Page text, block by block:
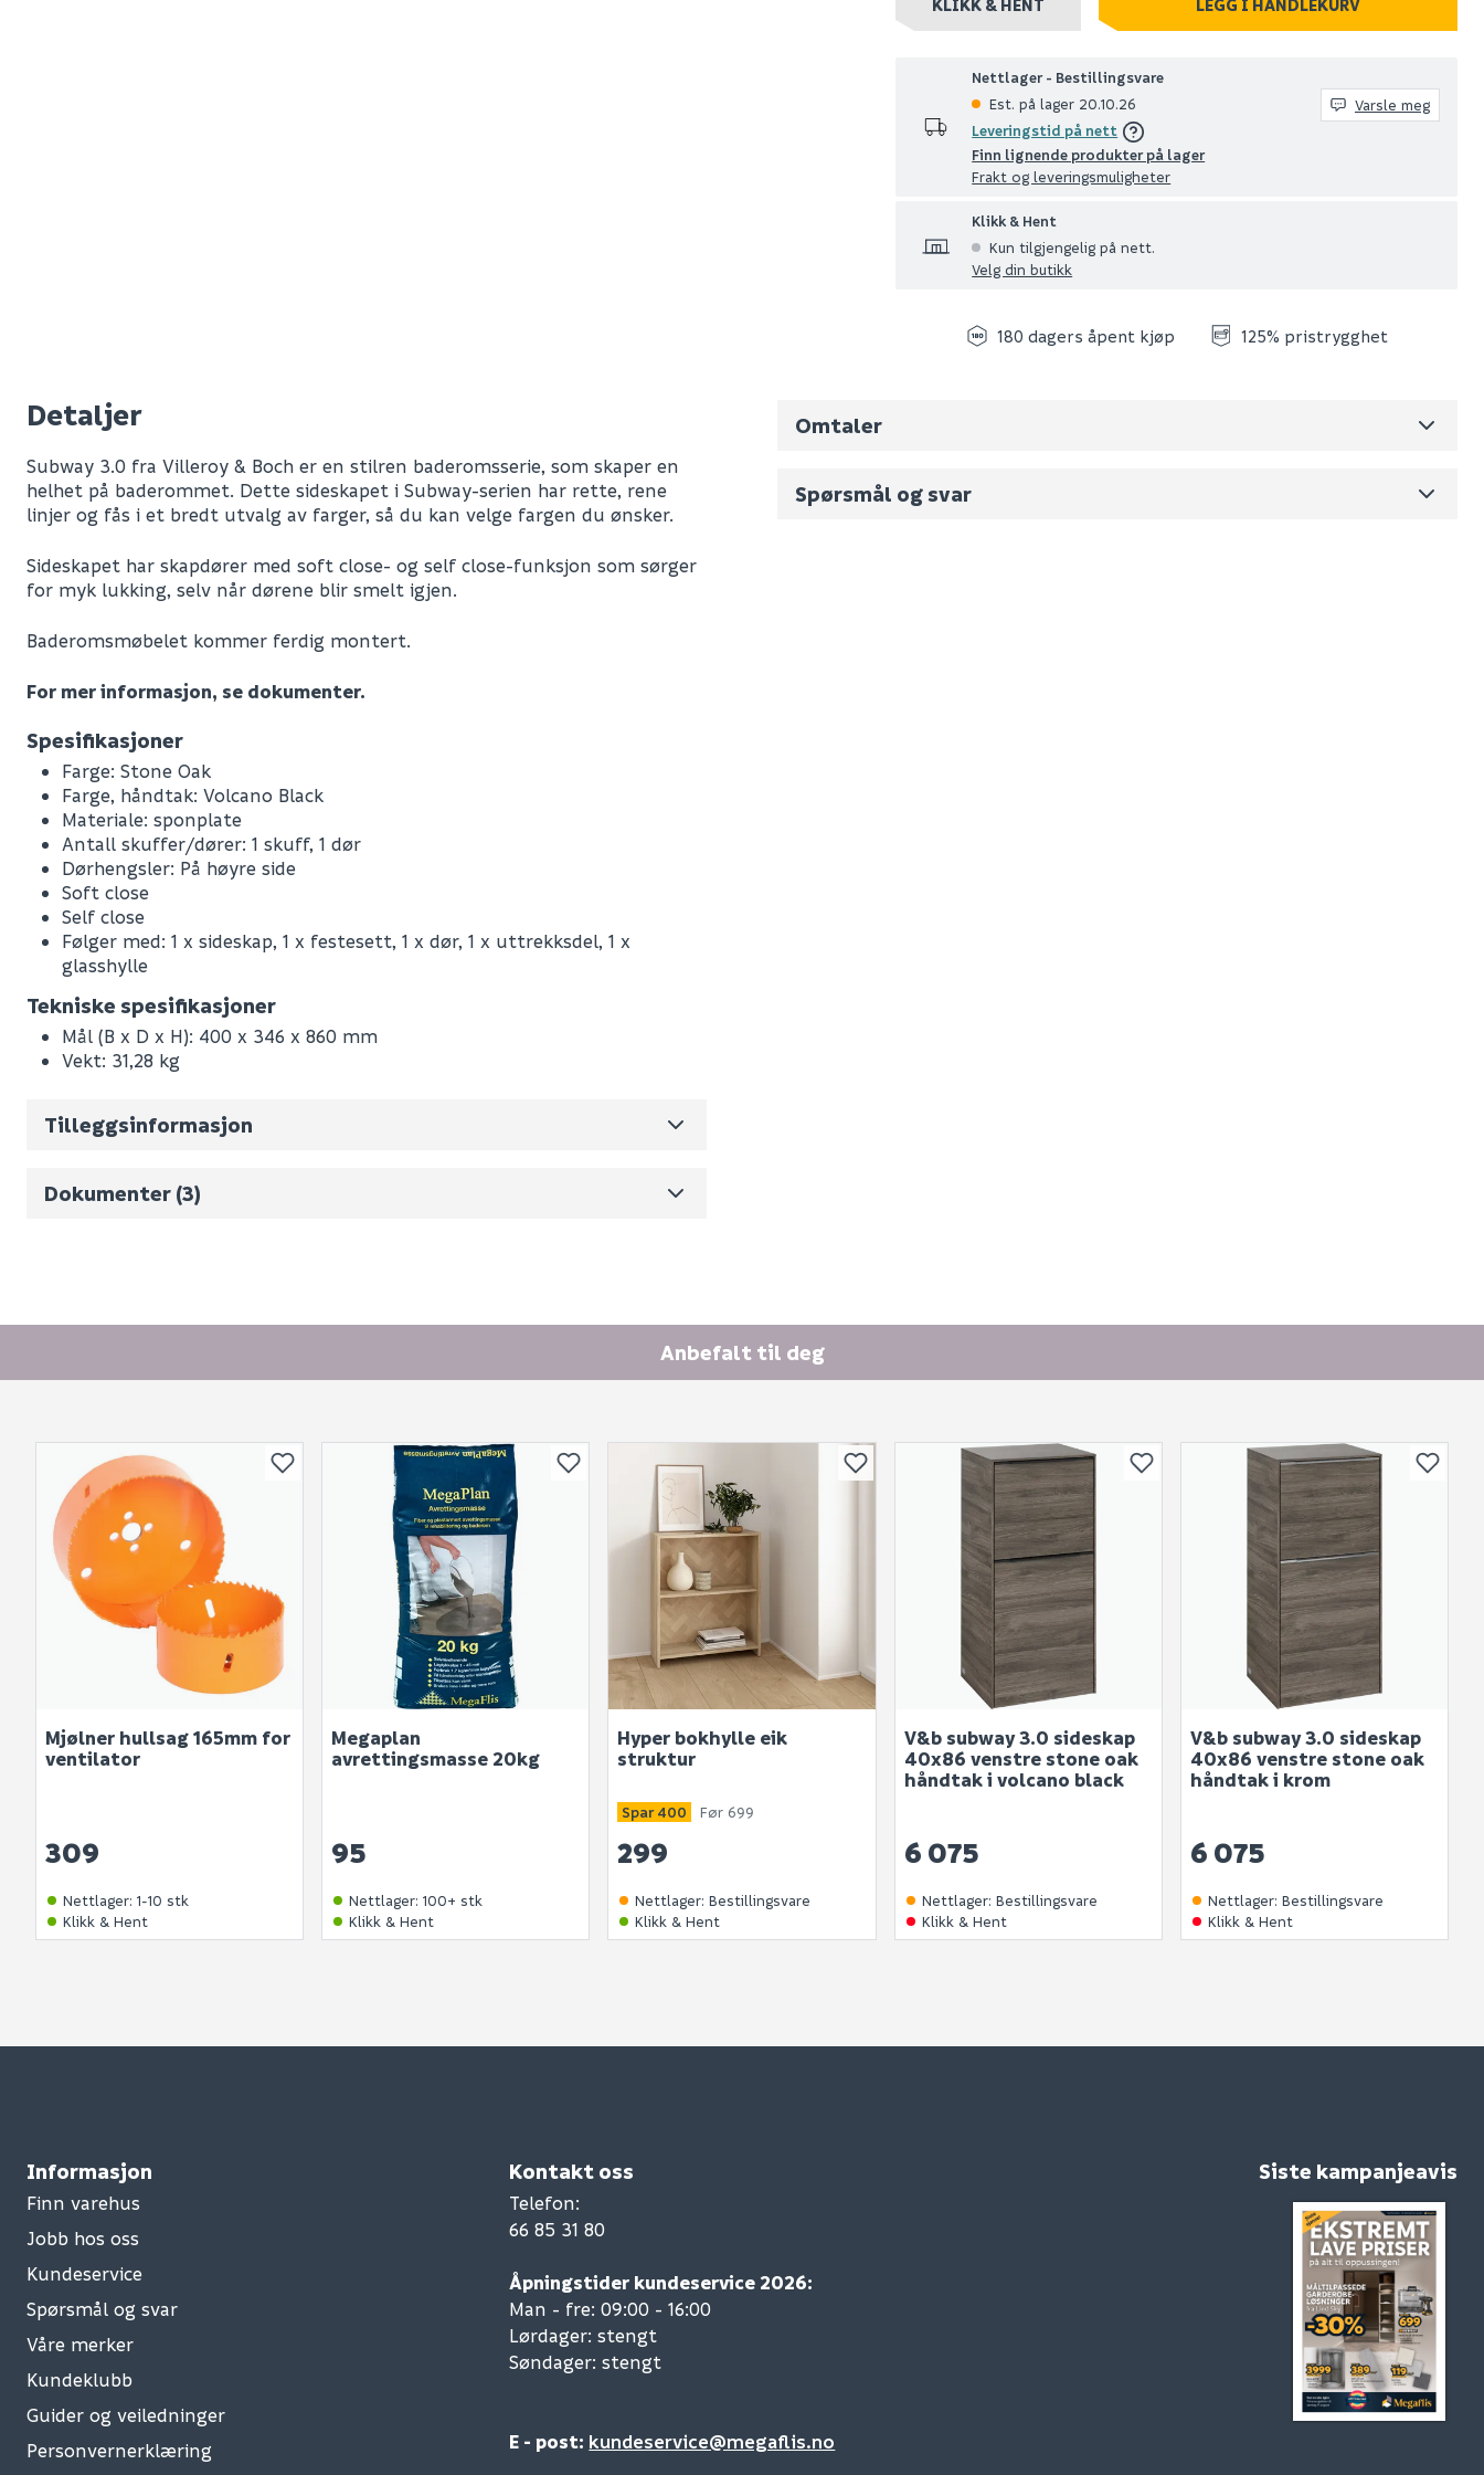
KLIKK & HENT LEGG I HANDLEKURV
Nettlager - Bestillingsvare
Est. på lager 20.10.26
Leveringstid på nett
Finn lignende produkter på lager
Frakt og leveringsmuligheter
Varsle meg
Klikk & Hent
Kun tilgjengelig på nett.
Velg din butikk
180 dagers åpent kjøp 125% pristrygghet
Detaljer
Subway 3.0 fra Villeroy & Boch er en stilren baderomsserie, som skaper en
helhet på baderommet. Dette sideskapet i Subway-serien har rette, rene
linjer og fås i et bredt utvalg av farger, så du kan velge fargen du ønsker.
Sideskapet har skapdører med soft close- og self close-funksjon som sørger
for myk lukking, selv når dørene blir smelt igjen.
Baderomsmøbelet kommer ferdig montert.
For mer informasjon, se dokumenter.
Spesifikasjoner
Farge: Stone Oak
Farge, håndtak: Volcano Black
Materiale: sponplate
Antall skuffer/dører: 1 skuff, 1 dør
Dørhengsler: På høyre side
Soft close
Self close
Følger med: 1 x sideskap, 1 x festesett, 1 x dør, 1 x uttrekksdel, 1 x
glasshylle
Tekniske spesifikasjoner
Mål (B x D x H): 400 x 346 x 860 mm
Vekt: 31,28 kg
Tilleggsinformasjon
Leverandørens varenummer
Nobb No
Vekt pr. stk / m2 (i kg)
Volum (dm3 per salgsforpakning)
Dokumenter (3)
Monteringsveiledning
Datablad
Omtaler
Spørsmål og svar
Anbefalt til deg
Mjølner hullsag 165mm for
ventilator
309
Nettlager: 1-10 stk
Klikk & Hent
Megaplan
avrettingsmasse 20kg
95
Nettlager:100+ stk
Klikk & Hent
Hyper bokhylle eik
struktur
299
Spar 400 Før 699
Nettlager:Bestillingsvare
Klikk & Hent
V&b subway 3.0 sideskap
40x86 venstre stone oak
håndtak i volcano black
6 075
Nettlager: Bestillingsvare
Klikk & Hent
V&b subway 3.0 sideskap
40x86 venstre stone oak
håndtak i krom
6 075
Nettlager: Bestillingsvare
Klikk & Hent
Informasjon
Finn varehus
Jobb hos oss
Kundeservice
Spørsmål og svar
Våre merker
Kundeklubb
Guider og veiledninger
Personvernerklæring
Kontakt oss
Telefon:
66 85 31 80
Åpningstider kundeservice 2026:
Man - fre: 09:00 - 16:00
Lørdager: stengt
Søndager: stengt
E - post: kundeservice@megaflis.no
Siste kampanjeavis